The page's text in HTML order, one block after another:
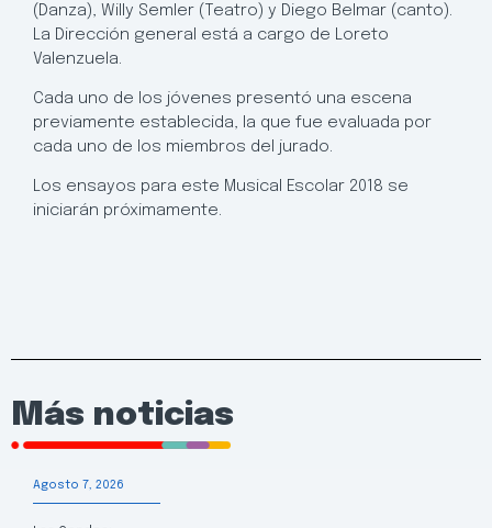
(Danza), Willy Semler (Teatro) y Diego Belmar (canto).
La Dirección general está a cargo de Loreto
Valenzuela.
Cada uno de los jóvenes presentó una escena
previamente establecida, la que fue evaluada por
cada uno de los miembros del jurado.
Los ensayos para este Musical Escolar 2018 se
iniciarán próximamente.
Más noticias
Agosto 7, 2026